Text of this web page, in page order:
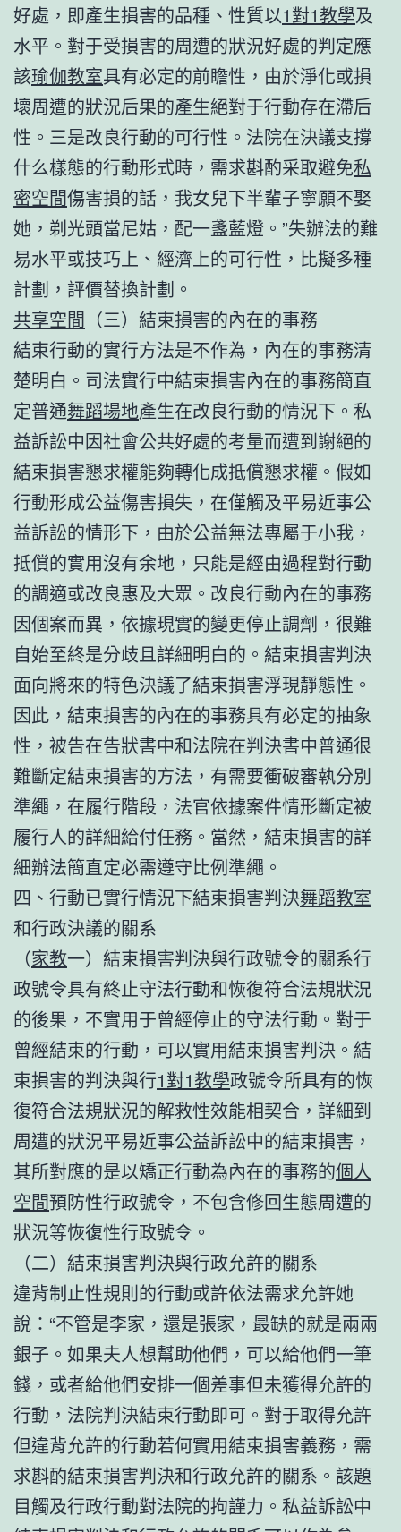
好處，即產生損害的品種、性質以1對1教學及
水平。對于受損害的周遭的狀況好處的判定應
該瑜伽教室具有必定的前瞻性，由於淨化或損
壞周遭的狀況后果的產生絕對于行動存在滯后
性。三是改良行動的可行性。法院在決議支撐
什么樣態的行動形式時，需求斟酌采取避免私
密空間傷害損的話，我女兒下半輩子寧願不娶
她，剃光頭當尼姑，配一盞藍燈。”失辦法的難
易水平或技巧上、經濟上的可行性，比擬多種
計劃，評價替換計劃。
共享空間 （三）結束損害的內在的事務
結束行動的實行方法是不作為，內在的事務清
楚明白。司法實行中結束損害內在的事務簡直
定普通舞蹈場地產生在改良行動的情況下。私
益訴訟中因社會公共好處的考量而遭到謝絕的
結束損害懇求權能夠轉化成抵償懇求權。假如
行動形成公益傷害損失，在僅觸及平易近事公
益訴訟的情形下，由於公益無法專屬于小我，
抵償的實用沒有余地，只能是經由過程對行動
的調適或改良惠及大眾。改良行動內在的事務
因個案而異，依據現實的變更停止調劑，很難
自始至終是分歧且詳細明白的。結束損害判決
面向將來的特色決議了結束損害浮現靜態性。
因此，結束損害的內在的事務具有必定的抽象
性，被告在告狀書中和法院在判決書中普通很
難斷定結束損害的方法，有需要衝破審執分別
準繩，在履行階段，法官依據案件情形斷定被
履行人的詳細給付任務。當然，結束損害的詳
細辦法簡直定必需遵守比例準繩。
四、行動已實行情況下結束損害判決舞蹈教室
和行政決議的關系
（家教一）結束損害判決與行政號令的關系行
政號令具有終止守法行動和恢復符合法規狀況
的後果，不實用于曾經停止的守法行動。對于
曾經結束的行動，可以實用結束損害判決。結
束損害的判決與行1對1教學政號令所具有的恢
復符合法規狀況的解救性效能相契合，詳細到
周遭的狀況平易近事公益訴訟中的結束損害，
其所對應的是以矯正行動為內在的事務的個人
空間預防性行政號令，不包含修回生態周遭的
狀況等恢復性行政號令。
（二）結束損害判決與行政允許的關系
違背制止性規則的行動或許依法需求允許她
說：“不管是李家，還是張家，最缺的就是兩兩
銀子。如果夫人想幫助他們，可以給他們一筆
錢，或者給他們安排一個差事但未獲得允許的
行動，法院判決結束行動即可。對于取得允許
但違背允許的行動若何實用結束損害義務，需
求斟酌結束損害判決和行政允許的關系。該題
目觸及行政行動對法院的拘謹力。私益訴訟中